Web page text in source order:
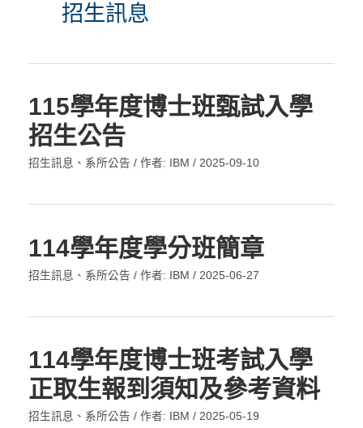
招生訊息
115學年度博士班甄試入學
招生公告
招生訊息 、 系所公告 / 作者: IBM / 2025-09-10
114學年度學分班簡章
招生訊息 、 系所公告 / 作者: IBM / 2025-06-27
114學年度博士班考試入學
正取生報到須知及參考資料
招生訊息 、 系所公告 / 作者: IBM / 2025-05-19